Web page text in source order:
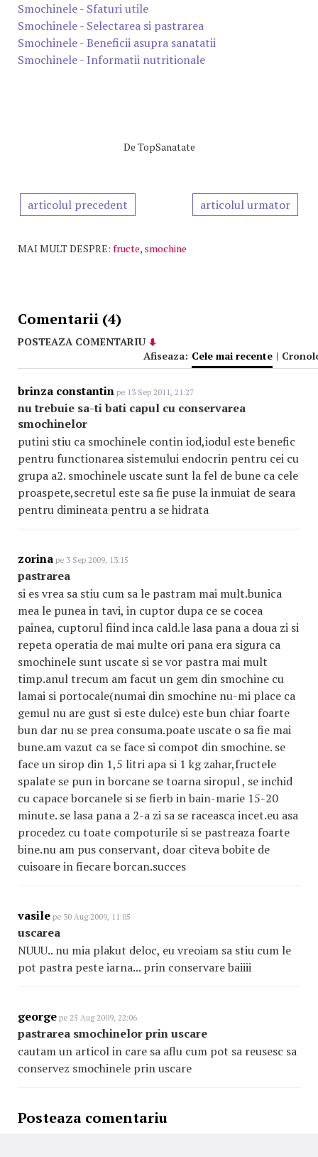
Smochinele - Sfaturi utile
Smochinele - Selectarea si pastrarea
Smochinele - Beneficii asupra sanatatii
Smochinele - Informatii nutritionale
De TopSanatate
articolul precedent articolul urmator
MAI MULT DESPRE: fructe, smochine
Comentarii (4)
POSTEAZA COMENTARIU
Afiseaza: Cele mai recente |
brinza constantin pe 13 Sep 2011, 21:27
nu trebuie sa-ti bati capul cu conservarea
smochinelor
putini stiu ca smochinele contin iod,iodul este benefic
pentru functionarea sistemului endocrin pentru cei cu
grupa a2. smochinele uscate sunt la fel de bune ca cele
proaspete,secretul este sa fie puse la inmuiat de seara
pentru dimineata pentru a se hidrata
zorina pe 3 Sep 2009, 13:15
pastrarea
si es vrea sa stiu cum sa le pastram mai mult.bunica
mea le punea in tavi, in cuptor dupa ce se cocea
painea, cuptorul fiind inca cald.le lasa pana a doua zi si
repeta operatia de mai multe ori pana era sigura ca
smochinele sunt uscate si se vor pastra mai mult
timp.anul trecum am facut un gem din smochine cu
lamai si portocale(numai din smochine nu-mi place ca
gemul nu are gust si este dulce) este bun chiar foarte
bun dar nu se prea consuma.poate uscate o sa fie mai
bune.am vazut ca se face si compot din smochine. se
face un sirop din 1,5 litri apa si 1 kg zahar,fructele
spalate se pun in borcane se toarna siropul , se inchid
cu capace borcanele si se fierb in bain-marie 15-20
minute. se lasa pana a 2-a zi sa se raceasca incet.eu asa
procedez cu toate compoturile si se pastreaza foarte
bine.nu am pus conservant, doar citeva bobite de
cuisoare in fiecare borcan.succes
vasile pe 30 Aug 2009, 11:05
uscarea
NUUU.. nu mia plakut deloc, eu vreoiam sa stiu cum le
pot pastra peste iarna... prin conservare baiiii
george pe 25 Aug 2009, 22:06
pastrarea smochinelor prin uscare
cautam un articol in care sa aflu cum pot sa reusesc sa
conservez smochinele prin uscare
Posteaza comentariu